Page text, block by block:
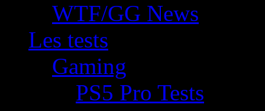
WTF/GG News
Les tests
Gaming
PS5 Pro Tests